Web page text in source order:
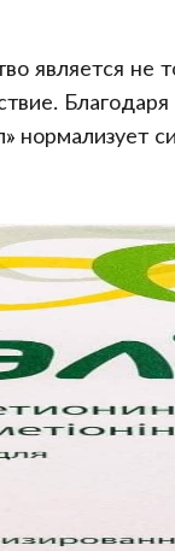
является не
нормализует